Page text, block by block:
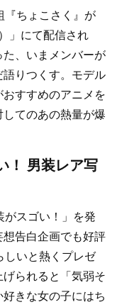
『ちょこさく』が
」にて配信され
、いまメンバーが
りつくす。モデル
すすめのアニメを
てのあの熱量が爆
！ 男装レア写
スゴい！」を発
告白企画でも好評
しいと熱くプレゼ
られると「気弱そ
きな女の子にはち